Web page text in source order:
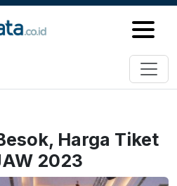
Harga Tiket
2023